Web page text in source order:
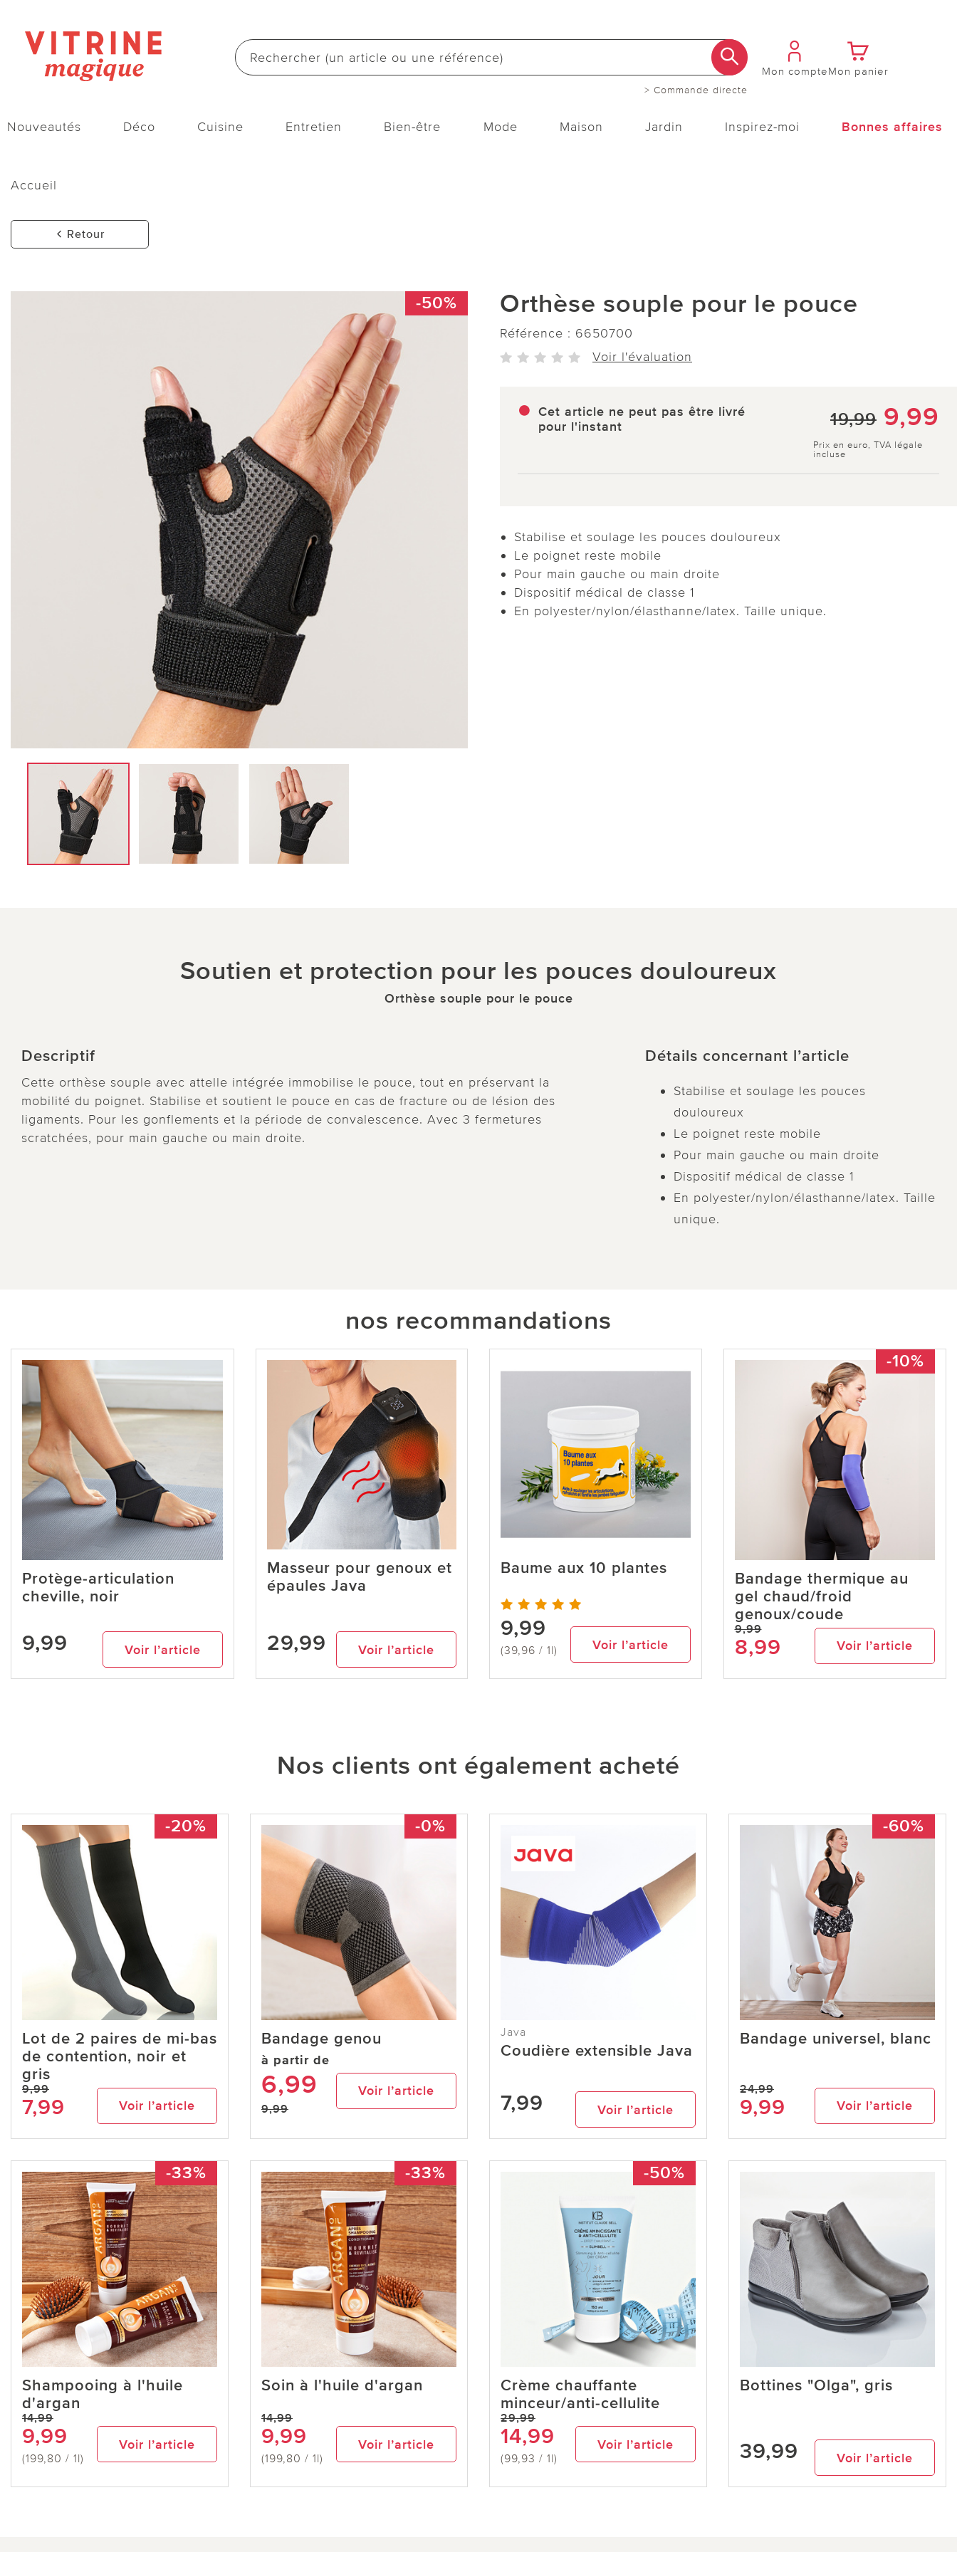
> Commande directe
Mon compteMon panier
Nouveautés Déco Cuisine Entretien Bien-être Mode Maison Jardin Inspirez-moi Bonnes affaires
Accueil
Retour
-50% Orthèse souple pour le pouce
Référence : 6650700
Voir l'évaluation
Cet article ne peut pas être livré
pour l'instant
19,99 9,99
Prix en euro, TVA légale
incluse
Stabilise et soulage les pouces douloureux
Le poignet reste mobile
Pour main gauche ou main droite
Dispositif médical de classe 1
En polyester/nylon/élasthanne/latex. Taille unique.
Soutien et protection pour les pouces douloureux
Orthèse souple pour le pouce
Descriptif
Cette orthèse souple avec attelle intégrée immobilise le pouce, tout en préservant la
mobilité du poignet. Stabilise et soutient le pouce en cas de fracture ou de lésion des
ligaments. Pour les gonflements et la période de convalescence. Avec 3 fermetures
scratchées, pour main gauche ou main droite.
Détails concernant l’article
Stabilise et soulage les pouces
douloureux
Le poignet reste mobile
Pour main gauche ou main droite
Dispositif médical de classe 1
En polyester/nylon/élasthanne/latex. Taille
unique.
nos recommandations
Protège-articulation
cheville, noir
9,99 Voir l’article
Masseur pour genoux et
épaules Java
29,99 Voir l’article
Baume aux 10 plantes
9,99
(39,96 / 1l) Voir l’article
-10%
Bandage thermique au
gel chaud/froid
genoux/coude
9,99
8,99 Voir l’article
Nos clients ont également acheté
-20%
Lot de 2 paires de mi-bas
de contention, noir et
gris
9,99
7,99 Voir l’article
-0%
Bandage genou
à partir de
6,99
9,99
Voir l’article
Java
Coudière extensible Java
7,99 Voir l’article
-60%
Bandage universel, blanc
24,99
9,99 Voir l’article
-33%
Shampooing à l'huile
d'argan
14,99
9,99
(199,80 / 1l)
Voir l’article
-33%
Soin à l'huile d'argan
14,99
9,99
(199,80 / 1l)
Voir l’article
-50%
Crème chauffante
minceur/anti-cellulite
29,99
14,99
(99,93 / 1l)
Voir l’article
Bottines "Olga", gris
39,99 Voir l’article